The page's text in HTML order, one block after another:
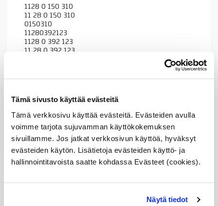
Tämä sivusto käyttää evästeitä
Tämä verkkosivu käyttää evästeitä. Evästeiden avulla
voimme tarjota sujuvamman käyttökokemuksen
sivuillamme. Jos jatkat verkkosivun käyttöä, hyväksyt
evästeiden käytön. Lisätietoja evästeiden käyttö- ja
hallinnointitavoista saatte kohdassa Evästeet (cookies).
Näytä tiedot
1128 0 150 310
11 28 0 150 310
0150310
11280392123
1128 0 392 123
11 28 0 392 123
1128 0 415 304
0415304
11287505224
1128 7 505 224
7505224
11287542680
1128 7 542 680
11 28 7 542 680
7542680
1128 7 549 588